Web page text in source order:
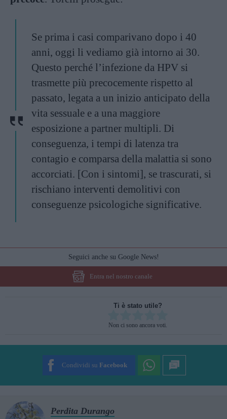
Se prima i casi comparivano dopo i 40
anni, oggi li vediamo già intorno ai 30.
Questo perché l’infezione da HPV si
trasmette più precocemente rispetto al
passato, legata a un inizio anticipato della
vita sessuale e a una maggiore
esposizione a partner multipli. Di
conseguenza, i tempi di latenza tra
contagio e comparsa della malattia si sono
accorciati. [Con i sintomi], se trascurati, si
rischiano interventi demolitivi con
conseguenze psicologiche significative.
Seguici anche su Google News!
Entra nel nostro canale
Ti è stato utile?
Non ci sono ancora voti.
Condividi su Facebook
Perdita Durango